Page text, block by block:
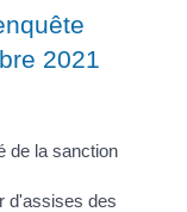
2021
de la sanction
d'assises des